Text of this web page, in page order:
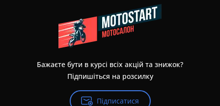
Бажаєте бути в курсі всіх акцій та знижок?
Підпишіться на розсилку
Підписатися